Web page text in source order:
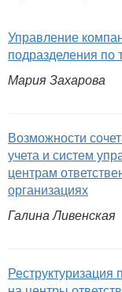
Управление
подразделения по
Мария Захарова
Возможности
учета и систем
центрам
организациях
Галина Ливенская
Реструктуризация